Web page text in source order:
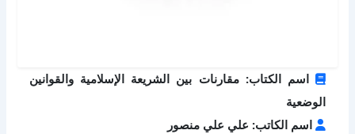
اسم الكتاب: مقارنات بين الشريعة الإسلامية والقوانين
الوضعية
اسم الكاتب: علي علي منصور